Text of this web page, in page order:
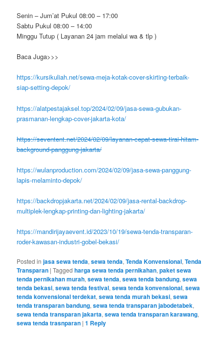
Senin – Jum’at Pukul 08:00 – 17:00
Sabtu Pukul 08:00 – 14:00
Minggu Tutup ( Layanan 24 jam melalui wa & tlp )
Baca Juga>>>
https://kursikuliah.net/sewa-meja-kotak-cover-skirting-terbaik-
siap-setting-depok/
https://alatpestajaksel.top/2024/02/09/jasa-sewa-gubukan-
prasmanan-lengkap-cover-jakarta-kota/
https://seventent.net/2024/02/09/layanan-cepat-sewa-tirai-hitam-
background-panggung-jakarta/
https://wulanproduction.com/2024/02/09/jasa-sewa-panggung-
lapis-melaminto-depok/
https://backdropjakarta.net/2024/02/09/jasa-rental-backdrop-
multiplek-lengkap-printing-dan-lighting-jakarta/
https://mandirijayaevent.id/2023/10/19/sewa-tenda-transparan-
roder-kawasan-industri-gobel-bekasi/
Posted in jasa sewa tenda,sewa tenda,Tenda Konvensional,Tenda
Transparan |Tagged harga sewa tenda pernikahan,paket sewa
tenda pernikahan murah,sewa tenda,sewa tenda bandung,sewa
tenda bekasi,sewa tenda festival,sewa tenda konvensional,sewa
tenda konvensional terdekat,sewa tenda murah bekasi,sewa
tenda transparan bandung,sewa tenda transparan jabodetabek,
sewa tenda transparan jakarta,sewa tenda transparan karawang,
sewa tenda trasnparan |1 Reply